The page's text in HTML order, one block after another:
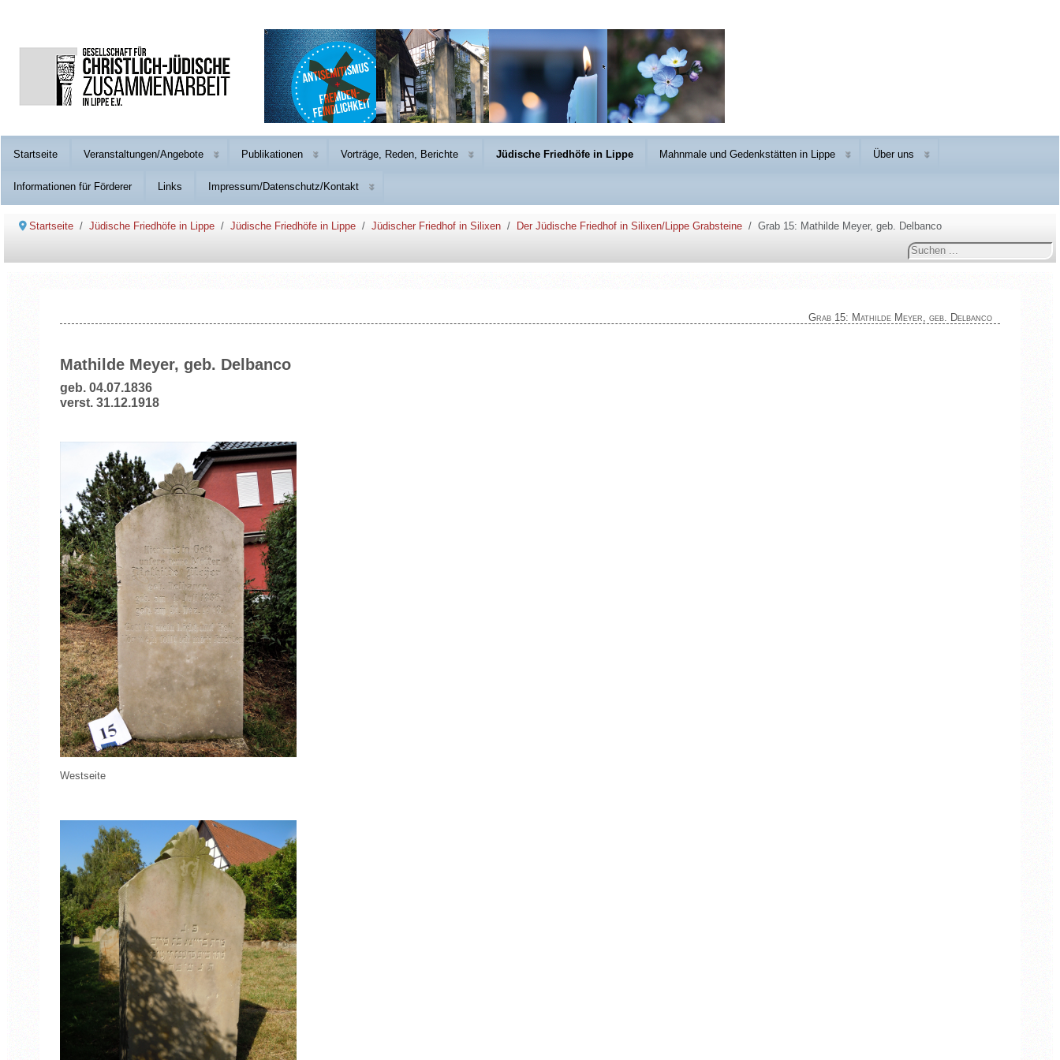
Startseite Veranstaltungen/Angebote Publikationen Vorträge, Reden, Berichte Jüdische Friedhöfe in Lippe Mahnmale und Gedenkstätten in Lippe Über uns
Informationen für Förderer Links Impressum/Datenschutz/Kontakt
Startseite Jüdische Friedhöfe in Lippe Jüdische Friedhöfe in Lippe Jüdischer Friedhof in Silixen Der Jüdische Friedhof in Silixen/Lippe Grabsteine
Grab 15: Mathilde Meyer, geb. Delbanco
Suchen
...
Grab 15: Mathilde Meyer, geb. Delbanco
Mathilde Meyer, geb. Delbanco
geb. 04.07.1836
verst. 31.12.1918
Westseite